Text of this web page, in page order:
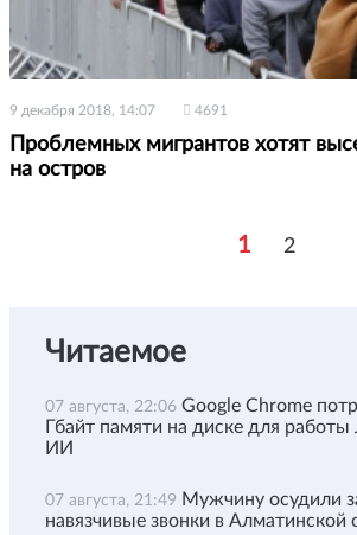
9 декабря 2018, 14:07 4691
Проблемных мигрантов хотят
на остров
1 2
Читаемое
07 августа, 22:06 Google Chrome
Гбайт памяти на диске для работы
ИИ
07 августа, 21:49 Мужчину осудили
навязчивые звонки в Алматинской